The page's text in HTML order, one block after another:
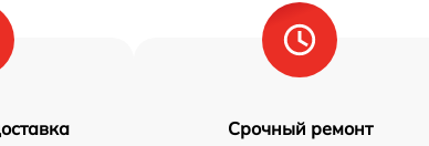
Срочный ремонт